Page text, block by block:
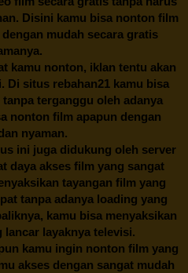
Disini kamu bisa nonton film
mudah secara gratis
kamu nonton, iklan tentu akan
Di situs rebahan21 kamu bisa
terganggu oleh adanya
nonton film apapun dengan
nyaman.
ini juga didukung oleh server
daya akses film yang sangat
tayangan film yang
tanpa adanya loading yang
kamu bisa menyaksikan
lancar layaknya televisi.
kamu ingin nonton film yang
akses dengan sangat mudah